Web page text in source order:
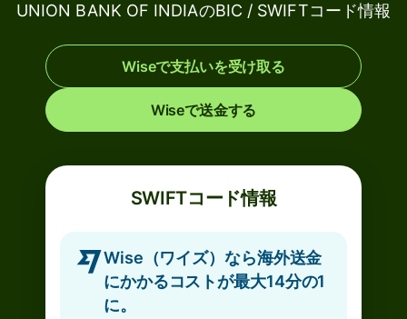
UNION BANK OF INDIAのBIC / SWIFTコード情報
Wiseで支払いを受け取る
Wiseで送金する
SWIFTコード情報
Wise（ワイズ）なら海外送金
にかかるコストが最大14分の1
に。